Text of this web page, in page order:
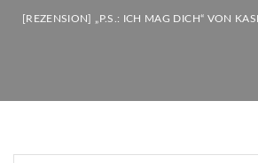
[REZENSION] „P.S.: ICH MAG DICH“ VON